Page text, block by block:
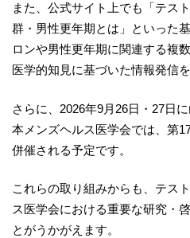
また、公式サイト上でも「テス
群・男性更年期とは」といった
ロンや男性更年期に関連する複
医学的知見に基づいた情報発信
さらに、2026年9月26日・27日
本メンズヘルス医学会では、第
併催される予定です。
これらの取り組みからも、テス
ス医学会における重要な研究・
とがうかがえます。